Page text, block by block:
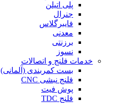
پلی اتیلن
جنرال
فایبرگلاس
معدنی
برزنتی
نسوز
خدمات فلنج و اتصالات
بست کمربندی (آلمانی)
فلنج نبشی CNC
پوش فیت
فلنج TDC